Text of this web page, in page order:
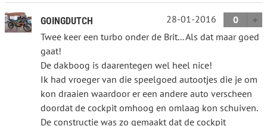
GOINGDUTCH 28-01-2016
0
Twee keer een turbo onder de Brit... Als dat maar goed
gaat!
De dakboog is daarentegen wel heel nice!
Ik had vroeger van die speelgoed autootjes die je om
kon draaien waardoor er een andere auto verscheen
doordat de cockpit omhoog en omlaag kon schuiven.
De constructie was zo gemaakt dat de cockpit